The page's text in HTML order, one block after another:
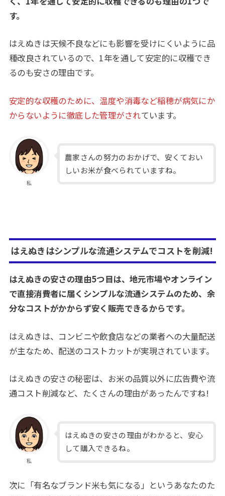
す。
はえぬきは天候不良などにも影響を受けにくいように品
種改良されているので、1年を通して安定的に収穫でき
るのも安さの理由です。
安定的な収穫のために、温度や消毒など稲穂が病気にか
からないように徹底した管理がされています。
私
農家さんの努力のおかげで、安くておい
しいお米が食べられていますね。
はえぬきはシンプルな流通システムでコストを削減!
はえぬきの安さの理由5つ目は、地元市場やオンライン
で直接消費者に届くシンプルな流通システムのため、余
分なコストがかからず安く販売できるからです。
はえぬきは、コンビニや飲食店などの業者への大量配送
が主なため、配送のコストカットが実現されています。
はえぬきの安さの秘密は、お米の品質以外に広告費や流
通コスト削減など、たくさんの理由があったんですね!
私
はえぬきの安さの理由がわかると、安心
して購入できるね。
次に「有名なブランド米も気になる」というあなたのた